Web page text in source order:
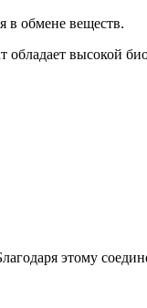
в обмене веществ.
обладает высокой
этому